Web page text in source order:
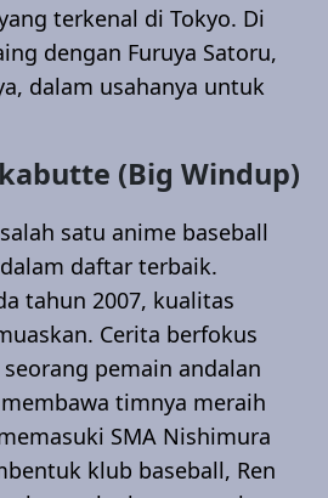
terkenal di Tokyo. Di
dengan Furuya Satoru,
dalam usahanya untuk
(Big Windup)
satu anime baseball
daftar terbaik.
tahun 2007, kualitas
Cerita berfokus
pemain andalan
timnya meraih
SMA Nishimura
klub baseball, Ren